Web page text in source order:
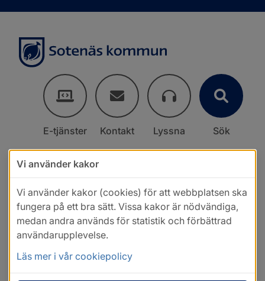
E-tjänster Kontakt Lyssna Sök
Vi använder kakor
Vi använder kakor (cookies) för att webbplatsen ska
fungera på ett bra sätt. Vissa kakor är nödvändiga,
medan andra används för statistik och förbättrad
användarupplevelse.
Läs mer i vår cookiepolicy